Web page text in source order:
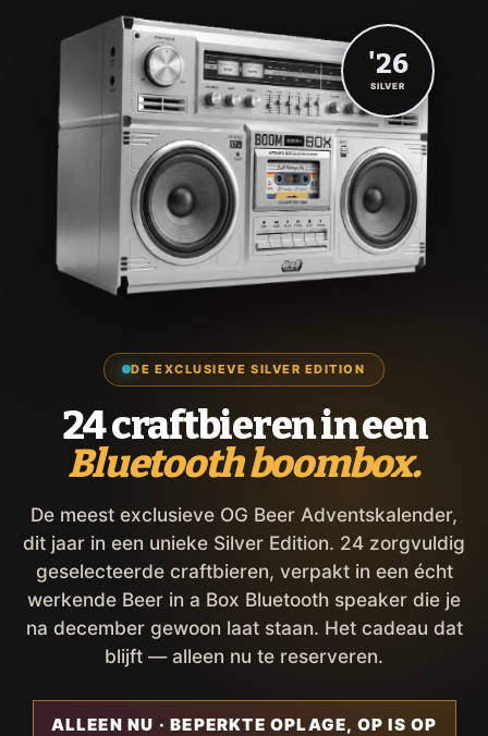
DE EXCLUSIEVE SILVER EDITION
24 craftbieren in een
Bluetooth boombox.
De meest exclusieve OG Beer Adventskalender,
dit jaar in een unieke Silver Edition. 24 zorgvuldig
geselecteerde craftbieren, verpakt in een écht
werkende Beer in a Box Bluetooth speaker die je
na december gewoon laat staan. Het cadeau dat
blijft — alleen nu te reserveren.
ALLEEN NU · BEPERKTE OPLAGE, OP IS OP
'26
SILVER